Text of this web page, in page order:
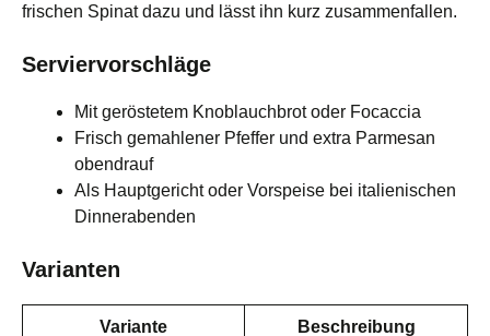
frischen Spinat dazu und lässt ihn kurz zusammenfallen.
Serviervorschläge
Mit geröstetem Knoblauchbrot oder Focaccia
Frisch gemahlener Pfeffer und extra Parmesan
obendrauf
Als Hauptgericht oder Vorspeise bei italienischen
Dinnerabenden
Varianten
Variante Beschreibung